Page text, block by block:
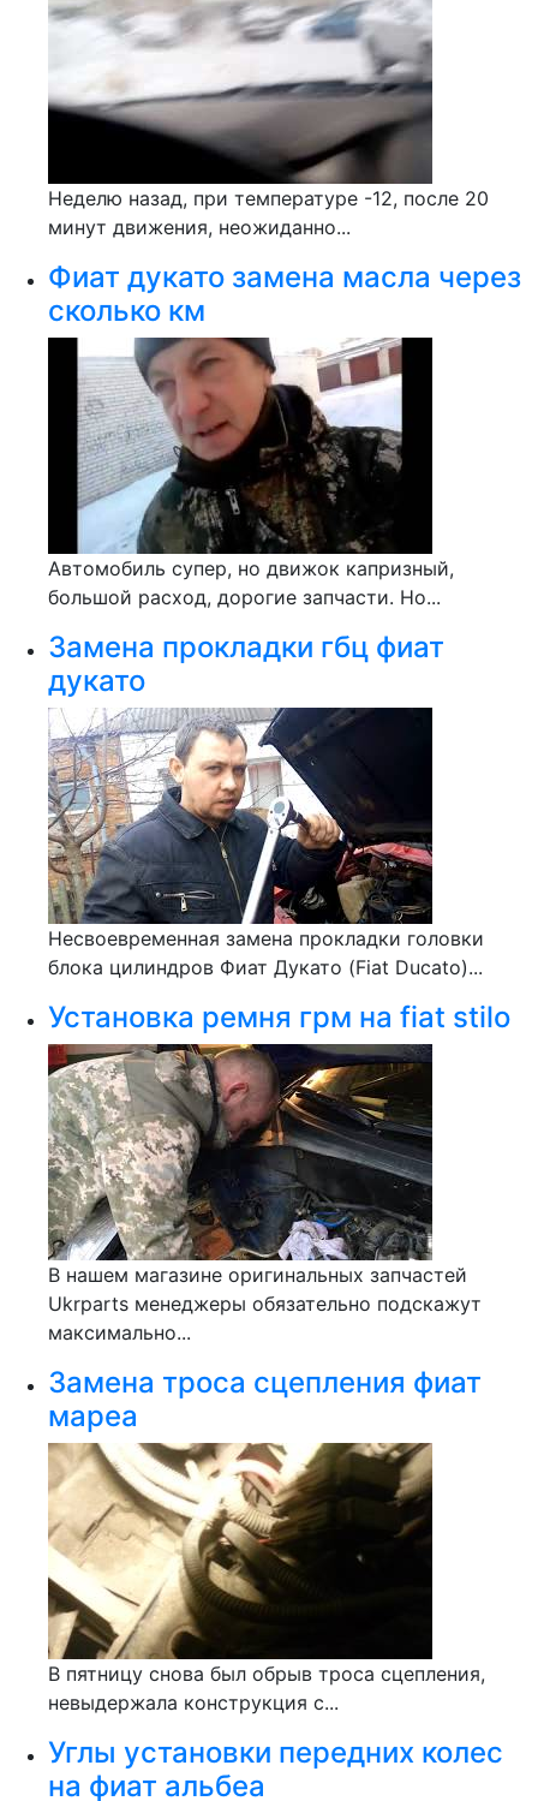
Неделю назад, при температуре -12, после 20
минут движения, неожиданно...
Фиат дукато замена масла через
сколько км
Автомобиль супер, но движок капризный,
большой расход, дорогие запчасти. Но...
Замена прокладки гбц фиат
дукато
Несвоевременная замена прокладки головки
блока цилиндров Фиат Дукато (Fiat Ducato)...
Установка ремня грм на fiat stilo
В нашем магазине оригинальных запчастей
Ukrparts менеджеры обязательно подскажут
максимально...
Замена троса сцепления фиат
мареа
В пятницу снова был обрыв троса сцепления,
невыдержала конструкция с...
Углы установки передних колес
на фиат альбеа